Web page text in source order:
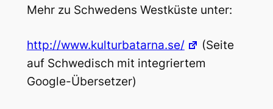
Mehr zu Schwedens Westküste unter:
http://www.kulturbatarna.se/
(Seite
auf Schwedisch mit integriertem
Google-Übersetzer)